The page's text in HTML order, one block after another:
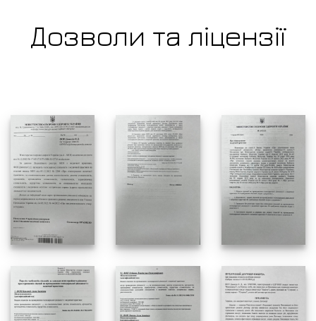
Дозволи та ліцензії